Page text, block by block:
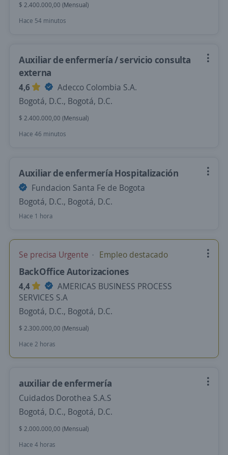
$ 2.400.000,00 (Mensual)
Hace 54 minutos
Auxiliar de enfermería / servicio consulta
externa
4,6
Adecco Colombia S.A.
Bogotá, D.C., Bogotá, D.C.
$ 2.400.000,00 (Mensual)
Hace 46 minutos
Auxiliar de enfermería Hospitalización
Fundacion Santa Fe de Bogota
Bogotá, D.C., Bogotá, D.C.
Hace 1 hora
Se precisa Urgente Empleo destacado
BackOffice Autorizaciones
4,4
AMERICAS BUSINESS PROCESS
SERVICES S.A
Bogotá, D.C., Bogotá, D.C.
$ 2.300.000,00 (Mensual)
Hace 2 horas
auxiliar de enfermería
Cuidados Dorothea S.A.S
Bogotá, D.C., Bogotá, D.C.
$ 2.000.000,00 (Mensual)
Hace 4 horas